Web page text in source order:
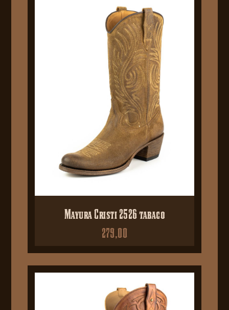
Mayura Cristi 2526 tabaco
279,00